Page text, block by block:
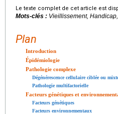
Le texte complet de cet article est
Mots-clés : Vieillissement,
Plan
Introduction
Épidémiologie
Pathologie complexe
Dégénérescence cellulaire ciblée ou
Pathologie multifactorielle
Facteurs génétiques et
Facteurs génétiques
Facteurs environnementaux